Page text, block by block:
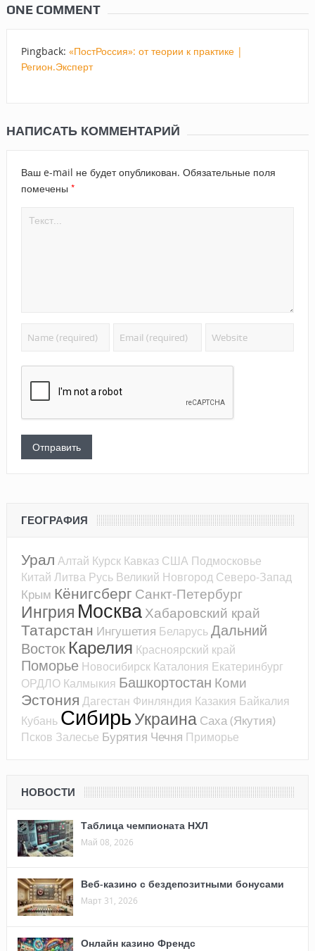
ONE COMMENT
Pingback: «ПостРоссия»: от теории к практике |
Регион.Эксперт
НАПИСАТЬ КОММЕНТАРИЙ
Ваш e-mail не будет опубликован. Обязательные поля
помечены *
ГЕОГРАФИЯ
Урал Алтай Курск Кавказ США Подмосковье
Китай Литва Русь Великий Новгород Северо-Запад
Крым Кёнигсберг Санкт-Петербург
Ингрия Москва Хабаровский край
Татарстан Ингушетия БеларусьДальний
Восток Карелия Красноярский край
Поморье Новосибирск Каталония Екатеринбург
ОРДЛО Калмыкия Башкортостан Коми
Эстония Дагестан Финляндия Казакия Байкалия
Кубань СибирьУкраина Саха (Якутия)
Псков Залесье Бурятия Чечня Приморье
НОВОСТИ
Таблица чемпионата НХЛ
Май 08, 2026
Веб-казино с бездепозитными бонусами
Март 31, 2026
Онлайн казино Френдс